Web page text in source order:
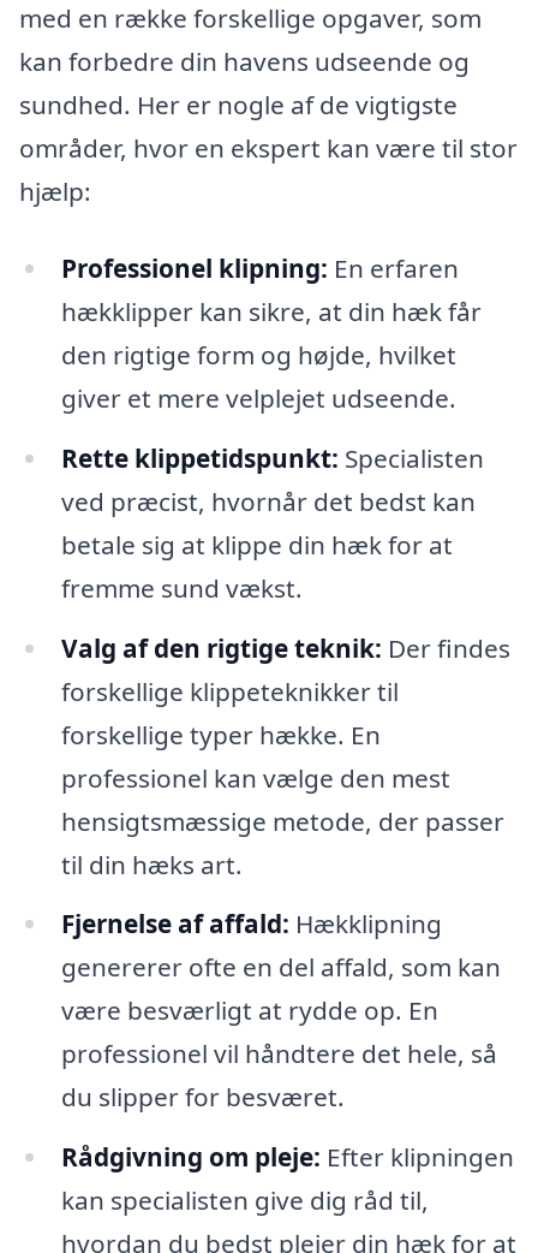
med en række forskellige opgaver, som
kan forbedre din havens udseende og
sundhed. Her er nogle af de vigtigste
områder, hvor en ekspert kan være til stor
hjælp:
Professionel klipning: En erfaren
hækklipper kan sikre, at din hæk får
den rigtige form og højde, hvilket
giver et mere velplejet udseende.
Rette klippetidspunkt: Specialisten
ved præcist, hvornår det bedst kan
betale sig at klippe din hæk for at
fremme sund vækst.
Valg af den rigtige teknik: Der findes
forskellige klippeteknikker til
forskellige typer hække. En
professionel kan vælge den mest
hensigtsmæssige metode, der passer
til din hæks art.
Fjernelse af affald: Hækklipning
genererer ofte en del affald, som kan
være besværligt at rydde op. En
professionel vil håndtere det hele, så
du slipper for besværet.
Rådgivning om pleje: Efter klipningen
kan specialisten give dig råd til,
hvordan du bedst plejer din hæk for at